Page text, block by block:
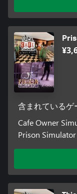
含まれているゲ
Cafe Owner
Prison Simulator